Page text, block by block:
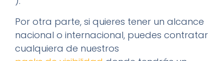
Por otra parte, si quieres tener un alcance
nacional o internacional, puedes contratar
cualquiera de nuestros